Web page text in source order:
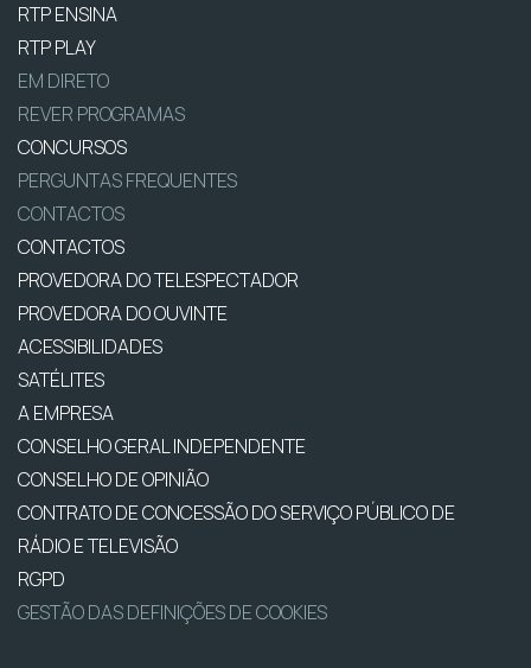
RTP ENSINA
RTP PLAY
EM DIRETO
REVER PROGRAMAS
CONCURSOS
PERGUNTAS FREQUENTES
CONTACTOS
CONTACTOS
PROVEDORA DO TELESPECTADOR
PROVEDORA DO OUVINTE
ACESSIBILIDADES
SATÉLITES
A EMPRESA
CONSELHO GERAL INDEPENDENTE
CONSELHO DE OPINIÃO
CONTRATO DE CONCESSÃO DO SERVIÇO PÚBLICO DE
RÁDIO E TELEVISÃO
RGPD
GESTÃO DAS DEFINIÇÕES DE COOKIES